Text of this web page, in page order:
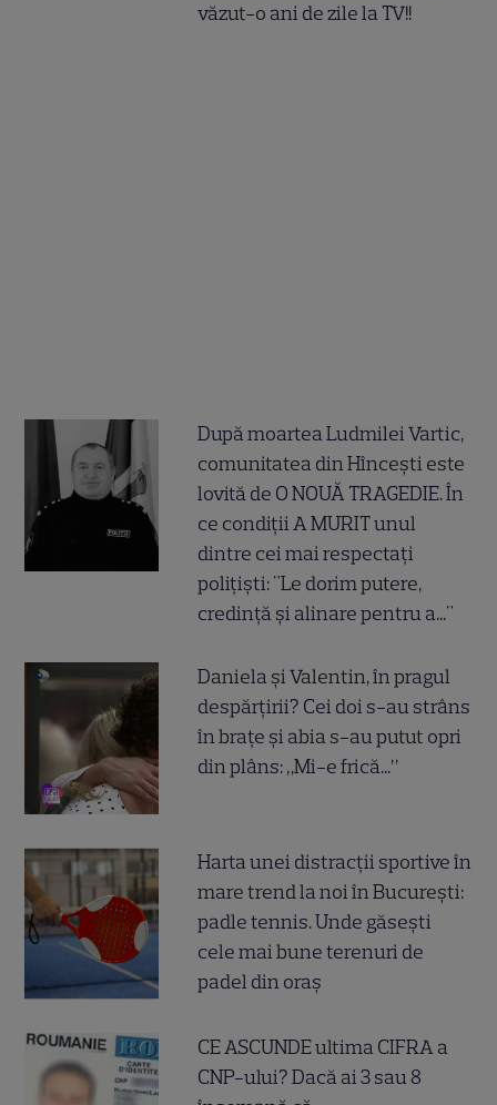
văzut-o ani de zile la TV!!
După moartea Ludmilei Vartic,
comunitatea din Hîncești este
lovită de O NOUĂ TRAGEDIE. În
ce condiții A MURIT unul
dintre cei mai respectați
polițiști: "Le dorim putere,
credință și alinare pentru a..."
Daniela și Valentin, în pragul
despărțirii? Cei doi s-au strâns
în brațe și abia s-au putut opri
din plâns: „Mi-e frică...”
Harta unei distracții sportive în
mare trend la noi în București:
padle tennis. Unde găsești
cele mai bune terenuri de
padel din oraș
CE ASCUNDE ultima CIFRA a
CNP-ului? Dacă ai 3 sau 8